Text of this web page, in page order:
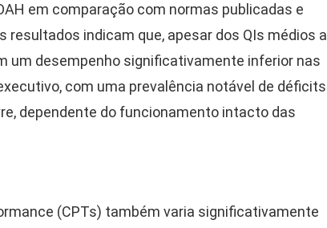
em comparação com normas publicadas e
indicam que, apesar dos QIs médios a
um desempenho significativamente inferior nas
com uma prevalência notável de déficits
dependente do funcionamento intacto das
(CPTs) também varia significativamente